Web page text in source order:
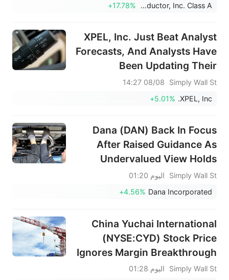
indie Semiconductor, Inc. Class A
+17.78%
XPEL, Inc. Just Beat Analyst
Forecasts, And Analysts Have
Been Updating Their
Predictions
Simply Wall St
08/08 14:27
XPEL, Inc.
+5.01%
Dana (DAN) Back In Focus
After Raised Guidance As
Undervalued View Holds
Simply Wall St
اليوم 01:20
Dana Incorporated
+4.56%
China Yuchai International
(NYSE:CYD) Stock Price
Ignores Margin Breakthrough
Simply Wall St
اليوم 01:28